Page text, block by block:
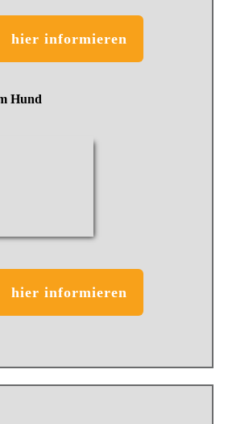
hier informieren
Hund
hier informieren